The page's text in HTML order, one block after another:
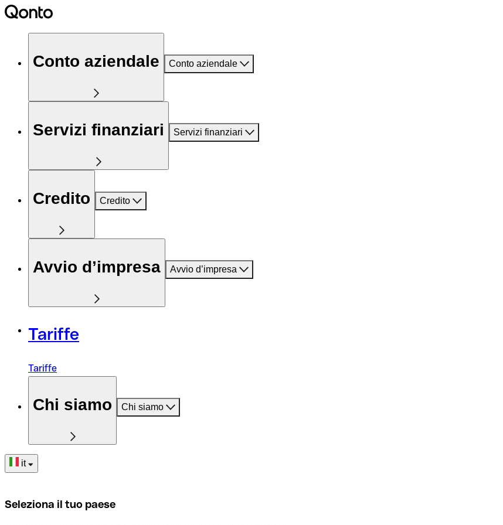
Conto aziendale Conto aziendale
Servizi finanziari Servizi finanziari
Credito Credito
Avvio d’impresa Avvio d’impresa
Tariffe
Tariffe
Chi siamo Chi siamo
it
Seleziona il tuo paese